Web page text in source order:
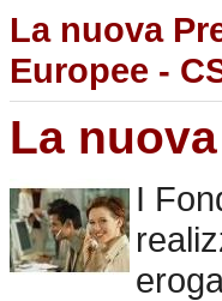
La nuova
Europee -
La
I